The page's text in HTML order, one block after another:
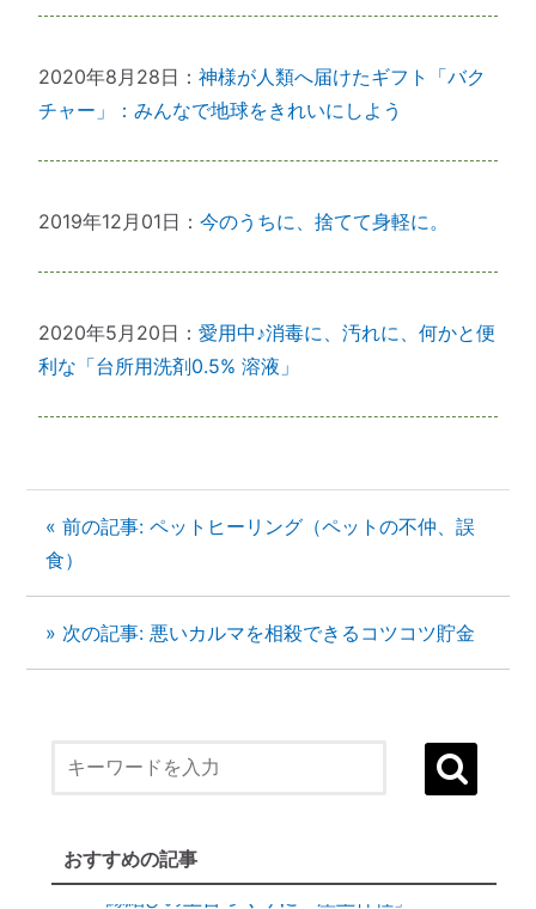
2020年8月28日：神様が人類へ届けたギフト「バク
チャー」：みんなで地球をきれいにしよう
2019年12月01日：今のうちに、捨てて身軽に。
2020年5月20日：愛用中♪消毒に、汚れに、何かと便
利な「台所用洗剤0.5% 溶液」
« 前の記事: ペットヒーリング（ペットの不仲、誤
食）
» 次の記事: 悪いカルマを相殺できるコツコツ貯金
おすすめの記事
状況を好転させたい時の「産土神社・21日
縁結びに効果がある「産土神社」
縁結びの土台づくりに「産土神社」